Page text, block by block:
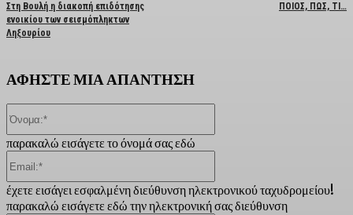
Στη Βουλή η διακοπή επιδότησης
ενοικίου των σεισμόπληκτων
Ληξουρίου
ΠΟΙΟΣ, ΠΩΣ, ΤΙ…
ΑΦΗΣΤΕ ΜΙΑ ΑΠΑΝΤΗΣΗ
παρακαλώ εισάγετε το όνομά σας εδώ
έχετε εισάγει εσφαλμένη διεύθυνση ηλεκτρονικού ταχυδρομείου!
παρακαλώ εισάγετε εδώ την ηλεκτρονική σας διεύθυνση